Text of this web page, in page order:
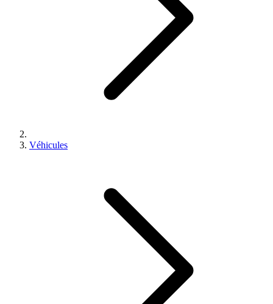
Véhicules